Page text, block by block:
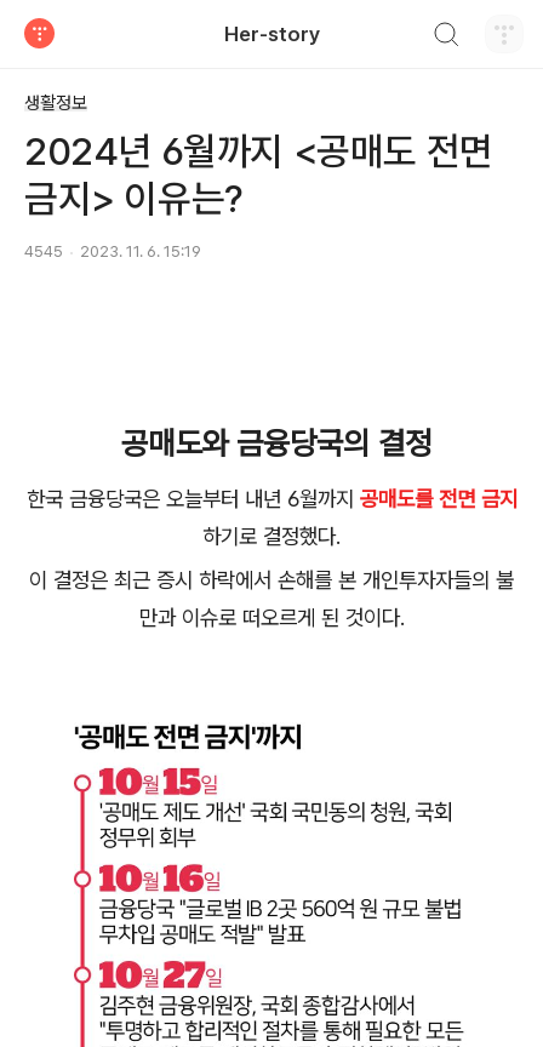
Her-story
생활정보
2024년 6월까지 <공매도 전면
금지> 이유는?
4545 2023. 11. 6. 15:19
공매도와 금융당국의 결정
한국 금융당국은 오늘부터 내년 6월까지 공매도를 전면 금지
하기로 결정했다.
이 결정은 최근 증시 하락에서 손해를 본 개인투자자들의 불
만과 이슈로 떠오르게 된 것이다.